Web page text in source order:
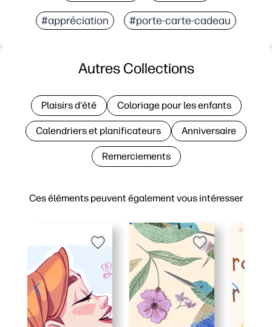
#appréciation #porte-carte-cadeau
Ces éléments peuvent également vous intéresser
Autres Collections
Plaisirs d'été Coloriage pour les enfants
Calendriers et planificateurs Anniversaire
Remerciements